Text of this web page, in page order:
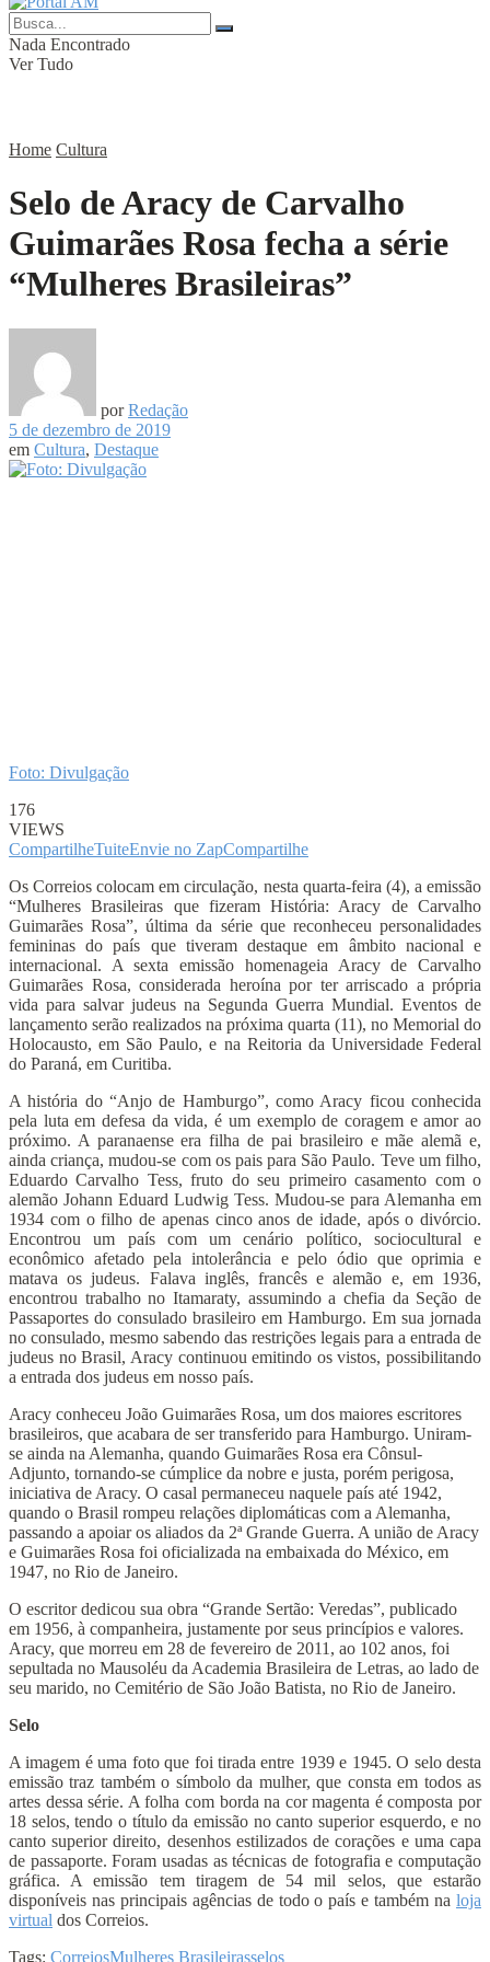
Nada Encontrado
Ver Tudo
Home Cultura
Selo de Aracy de Carvalho
Guimarães Rosa fecha a série
“Mulheres Brasileiras”
por Redação
5 de dezembro de 2019
em Cultura, Destaque
Foto: Divulgação
176
VIEWS
CompartilheTuiteEnvie no ZapCompartilhe
Os Correios colocam em circulação, nesta quarta-feira (4), a emissão
“Mulheres Brasileiras que fizeram História: Aracy de Carvalho
Guimarães Rosa”, última da série que reconheceu personalidades
femininas do país que tiveram destaque em âmbito nacional e
internacional. A sexta emissão homenageia Aracy de Carvalho
Guimarães Rosa, considerada heroína por ter arriscado a própria
vida para salvar judeus na Segunda Guerra Mundial. Eventos de
lançamento serão realizados na próxima quarta (11), no Memorial do
Holocausto, em São Paulo, e na Reitoria da Universidade Federal
do Paraná, em Curitiba.
A história do “Anjo de Hamburgo”, como Aracy ficou conhecida
pela luta em defesa da vida, é um exemplo de coragem e amor ao
próximo. A paranaense era filha de pai brasileiro e mãe alemã e,
ainda criança, mudou-se com os pais para São Paulo. Teve um filho,
Eduardo Carvalho Tess, fruto do seu primeiro casamento com o
alemão Johann Eduard Ludwig Tess. Mudou-se para Alemanha em
1934 com o filho de apenas cinco anos de idade, após o divórcio.
Encontrou um país com um cenário político, sociocultural e
econômico afetado pela intolerância e pelo ódio que oprimia e
matava os judeus. Falava inglês, francês e alemão e, em 1936,
encontrou trabalho no Itamaraty, assumindo a chefia da Seção de
Passaportes do consulado brasileiro em Hamburgo. Em sua jornada
no consulado, mesmo sabendo das restrições legais para a entrada de
judeus no Brasil, Aracy continuou emitindo os vistos, possibilitando
a entrada dos judeus em nosso país.
Aracy conheceu João Guimarães Rosa, um dos maiores escritores
brasileiros, que acabara de ser transferido para Hamburgo. Uniram-
se ainda na Alemanha, quando Guimarães Rosa era Cônsul-
Adjunto, tornando-se cúmplice da nobre e justa, porém perigosa,
iniciativa de Aracy. O casal permaneceu naquele país até 1942,
quando o Brasil rompeu relações diplomáticas com a Alemanha,
passando a apoiar os aliados da 2ª Grande Guerra. A união de Aracy
e Guimarães Rosa foi oficializada na embaixada do México, em
1947, no Rio de Janeiro.
O escritor dedicou sua obra “Grande Sertão: Veredas”, publicado
em 1956, à companheira, justamente por seus princípios e valores.
Aracy, que morreu em 28 de fevereiro de 2011, ao 102 anos, foi
sepultada no Mausoléu da Academia Brasileira de Letras, ao lado de
seu marido, no Cemitério de São João Batista, no Rio de Janeiro.
Selo
A imagem é uma foto que foi tirada entre 1939 e 1945. O selo desta
emissão traz também o símbolo da mulher, que consta em todos as
artes dessa série. A folha com borda na cor magenta é composta por
18 selos, tendo o título da emissão no canto superior esquerdo, e no
canto superior direito, desenhos estilizados de corações e uma capa
de passaporte. Foram usadas as técnicas de fotografia e computação
gráfica. A emissão tem tiragem de 54 mil selos, que estarão
disponíveis nas principais agências de todo o país e também na loja
virtual dos Correios.
Tags: CorreiosMulheres Brasileirasselos